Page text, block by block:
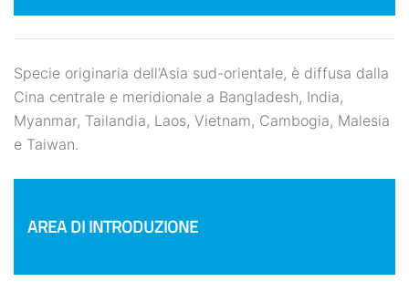
Specie originaria dell’Asia sud-orientale, è diffusa dalla
Cina centrale e meridionale a Bangladesh, India,
Myanmar, Tailandia, Laos, Vietnam, Cambogia, Malesia
e Taiwan.
AREA DI INTRODUZIONE